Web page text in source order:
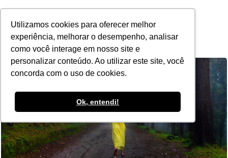
Utilizamos cookies para oferecer melhor
experiência, melhorar o desempenho, analisar
como você interage em nosso site e
personalizar conteúdo. Ao utilizar este site, você
concorda com o uso de cookies.
Ok, entendi!
POR